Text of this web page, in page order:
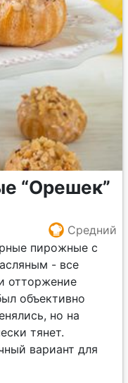
“Орешек”
Средний
пирожные с
- все
отторжение
объективно
но на
тянет.
вариант для